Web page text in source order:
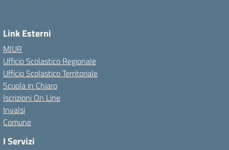
Link Esterni
MIUR
Ufficio Scolastico Regionale
Ufficio Scolastico Territoriale
Scuola in Chiaro
Iscrizioni On Line
Invalsi
Comune
I Servizi